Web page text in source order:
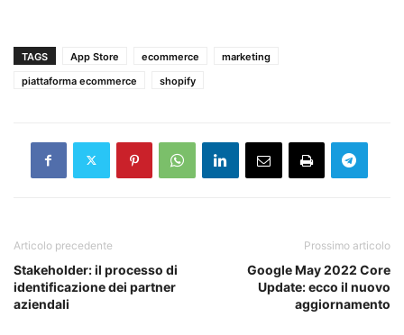
TAGS App Store ecommerce
marketing
piattaforma ecommerce
shopify
Articolo precedente
Stakeholder: il processo di
identificazione dei partner
aziendali
Prossimo articolo
Google May 2022 Core
Update: ecco il nuovo
aggiornamento